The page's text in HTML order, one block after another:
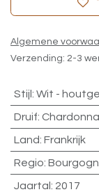
Algemene
Verzending: 2-3
Stijl : Wit -
Druif:
Land: Frankrijk
Regio:
Jaartal : 2017